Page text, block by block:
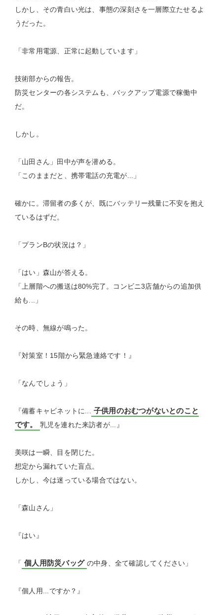
しかし、その青白い光は、事態の深刻さを一層際立たせるよ
うだった。
「非常用電源、正常に起動しています」
技術部からの報告。
防災センターの各システムも、バックアップ電源で稼働中
だ。
しかし。
「山田さん」田中が声を潜める。
「このままだと、携帯電話の充電が...」
確かに。滞留者の多くが、既にバッテリー残量に不安を抱え
ているはずだ。
「プランBの状況は？」
「はい」森山が答える。
「上層階への搬送は80%完了。コンビニ3店舗からの追加供
給も...」
その時、無線が鳴った。
『対策室！15階から緊急連絡です！』
「なんでしょう」
『備蓄キャビネットに...
子供用のおむつがないとのこと
です。
乳児を連れた来訪者が...』
美咲は一瞬、目を閉じた。
想定から漏れていた盲点。
しかし、今は迷っている場合ではない。
「森山さん」
『はい』
「 個人用防災バッグ の中身、全て確認してください」
『個人用...ですか？』